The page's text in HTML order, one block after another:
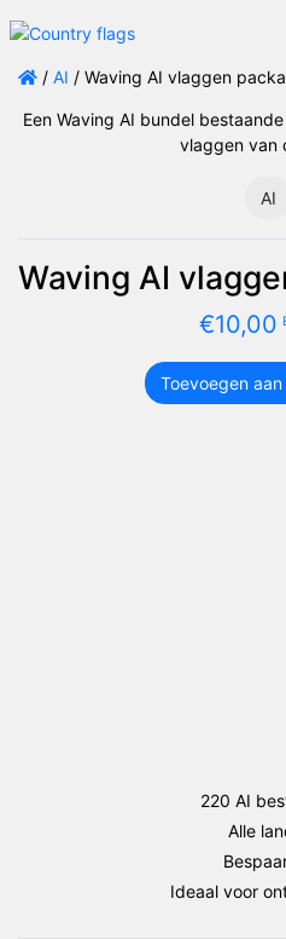
/ AI / Waving AI vlaggen
Een Waving AI bundel
vlaggen van
AI
Waving AI
€10,00
Waving
Toevoegen
220 AI
Alle
Ideaal voor